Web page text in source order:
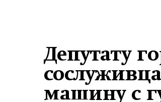
Депутату
машину с